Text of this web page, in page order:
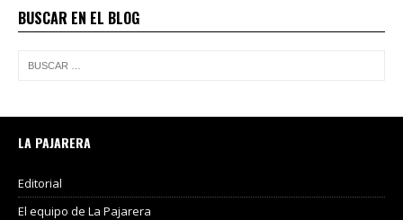
BUSCAR EN EL BLOG
LA PAJARERA
Editorial
El equipo de La Pajarera